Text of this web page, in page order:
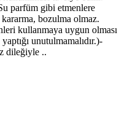
parfüm gibi etmenlere
bozulma olmaz.
kullanmaya uygun olması
unutulmamalıdır.)-
dileğiyle ..